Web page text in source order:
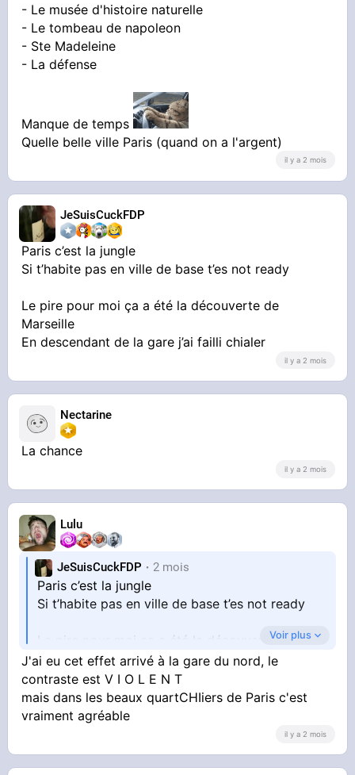
- Le musée d'histoire naturelle
- Le tombeau de napoleon
- Ste Madeleine
- La défense
Manque de temps
Quelle belle ville Paris (quand on a l'argent)
il y a 2 mois
JeSuisCuckFDP
Paris c’est la jungle
Si t’habite pas en ville de base t’es not ready
Le pire pour moi ça a été la découverte de
Marseille
En descendant de la gare j’ai failli chialer
il y a 2 mois
Nectarine
La chance
il y a 2 mois
Lulu
JeSuisCuckFDP 2 mois
Paris c’est la jungle
Si t’habite pas en ville de base t’es not ready
Le pire pour moi ça a été la découverte de
Marseille
En descendant de la gare j’ai failli chialer
Voir plus
J'ai eu cet effet arrivé à la gare du nord, le
contraste est V I O L E N T
mais dans les beaux quartCHIiers de Paris c'est
vraiment agréable
il y a 2 mois